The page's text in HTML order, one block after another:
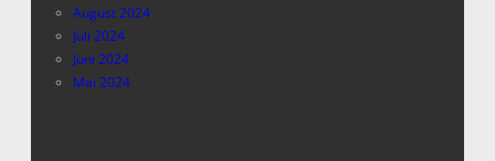
August 2024
Juli 2024
Juni 2024
Mai 2024